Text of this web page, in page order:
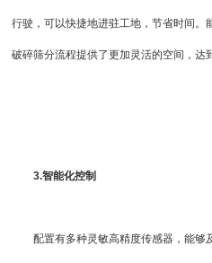
行驶，可以快捷地进驻工地，节省时间
破碎筛分流程提供了更加灵活的空间，达
3.智能化控制
配置有多种灵敏高精度传感器，能够